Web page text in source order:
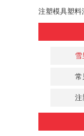
注塑模具塑料
雪
常
注